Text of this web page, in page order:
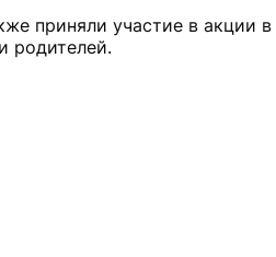
приняли участие в акции
родителей.